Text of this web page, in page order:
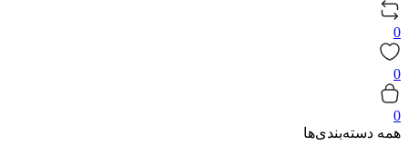
0
0
0
همه دسته‌بندی‌ها